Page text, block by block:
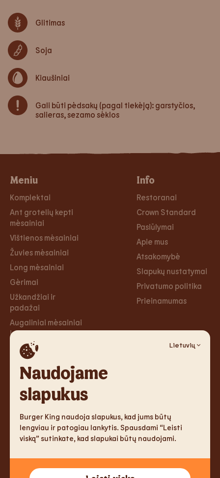
Naudojame
slapukus
Lietuvių
Burger King naudoja slapukus, kad jums būtų
lengviau ir patogiau lankytis. Spausdami “Leisti
viską” sutinkate, kad slapukai būtų naudojami.
Glitimas
Soja
Kiaušiniai
Gali būti pėdsakų (pagal tiekėją): garstyčios,
salieras, sezamo sėklos
Meniu
Komplektai
Ant grotelių kepti
mėsainiai
Vištienos mėsainiai
Žuvies mėsainiai
Long mėsainiai
Gėrimai
Užkandžiai ir
padažai
Augaliniai mėsainiai
ir tortilijos
Desertai
Info
Restoranai
Crown Standard
Pasiūlymai
Apie mus
Atsakomybė
Slapukų nustatymai
Privatumo politika
Prieinamumas
Karjera
Karjera
Instagram
TM & Copyright 2026 Burger King Corporation. All rights